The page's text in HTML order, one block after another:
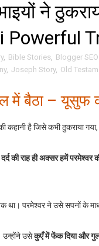
ने
Powerful
, Bible Stories, Blogger
, Joseph Story, Old
में बैठा – यूसुफ
कहानी है जिसे कभी ठुकराया
दर्द की राह ही अक्सर हमें परमेश्वर
परमेश्वर ने उसे सपनों के
उन्होंने उसेकुएँ में फेंक दिया और